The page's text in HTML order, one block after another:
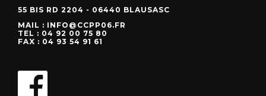
55 BIS RD 2204 - 06440 BLAUSASC
MAIL : INFO@CCPP06.FR
TEL : 04 92 00 75 80
FAX : 04 93 54 91 61